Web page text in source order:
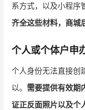
系方式，以及小程序
齐全这些材料，商城
个人或个体户申
个人身份无法直接创
以。 需要提供有效期
证正反面照片以及个